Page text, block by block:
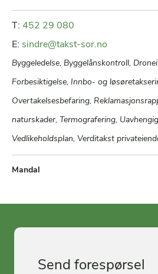
T: 452 29 080
E: sindre@takst-sor.no
Byggeledelse, Byggelånskontroll,
Forbesiktigelse, Innbo- og
Overtakelsesbefaring,
naturskader, Termografering,
Vedlikeholdsplan, Verditakst
Mandal
Send forespørsel